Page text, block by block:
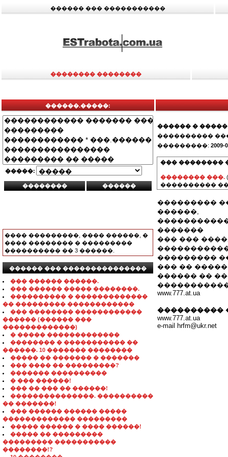
������ ��� �����������
�������� ��������
������.�����:
�����:
���� ���������, ���� ������, �
���� �������� � ���������
���������� �� 3 ������.
������ ��� ���������������
��� ������ ������.
��� ������ ����� ��������.
���������� � �������������
�� ��������� ������������
��� �������� ������������
������ (������ ���
�������������)
� ����� �������������
�������� � ����������� ��
������. 10 ������� ��������
����� �� ������� � �������
��� ���� �� ���������?
������� ����������
� ��� ������!
��� �� ��� �� ������!
���������������. ����������
�� �������!
��� ������ ������ �����
������������� ���������
����� ������ � ���� ������!
����� �� ���������
��������� �����������
��������!?
������ � �����
����������
���������: 2009-
��� ��������
�������� ���.
����������
���������
������,
�������
��� ���
���������
��� ��
������ ��
www.777.at.ua
����������
www.777.at.ua
e-mail hrfm@ukr.net